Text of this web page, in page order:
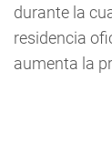
durante la
residencia
aumenta la